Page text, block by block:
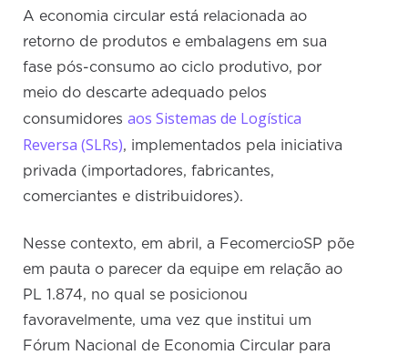
A economia circular está relacionada ao
retorno de produtos e embalagens em sua
fase pós-consumo ao ciclo produtivo, por
meio do descarte adequado pelos
consumidoresaos Sistemas de Logística
Reversa (SLRs), implementados pela iniciativa
privada (importadores, fabricantes,
comerciantes e distribuidores).
Nesse contexto, em abril, a FecomercioSP põe
em pauta o parecer da equipe em relação ao
PL 1.874, no qual se posicionou
favoravelmente, uma vez que institui um
Fórum Nacional de Economia Circular para